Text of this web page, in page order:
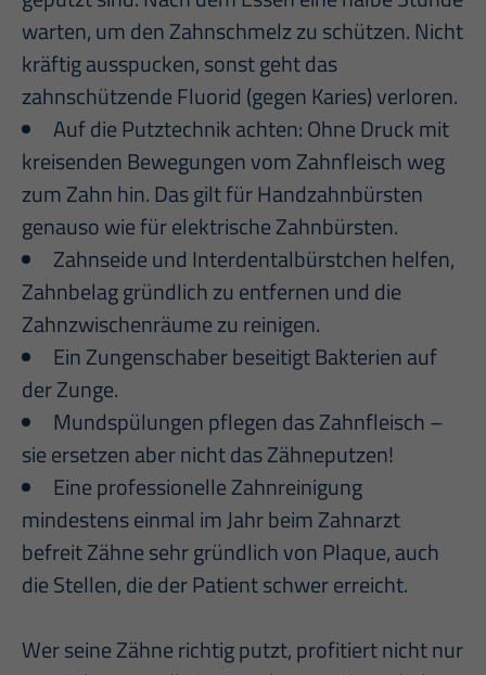
warten, um den Zahnschmelz zu schützen. Nicht
kräftig ausspucken, sonst geht das
zahnschützende Fluorid (gegen Karies) verloren.
Auf die Putztechnik achten: Ohne Druck mit
kreisenden Bewegungen vom Zahnfleisch weg
zum Zahn hin. Das gilt für Handzahnbürsten
genauso wie für elektrische Zahnbürsten.
Zahnseide und Interdentalbürstchen helfen,
Zahnbelag gründlich zu entfernen und die
Zahnzwischenräume zu reinigen.
Ein Zungenschaber beseitigt Bakterien auf
der Zunge.
Mundspülungen pflegen das Zahnfleisch –
sie ersetzen aber nicht das Zähneputzen!
Eine professionelle Zahnreinigung
mindestens einmal im Jahr beim Zahnarzt
befreit Zähne sehr gründlich von Plaque, auch
die Stellen, die der Patient schwer erreicht.
Wer seine Zähne richtig putzt, profitiert nicht nur